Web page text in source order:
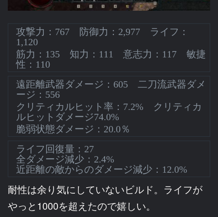
攻撃力：767 防御力：2,977 ライフ：
1,120
筋力：135 知力：111 意志力：117 敏捷
性：110
遠距離武器ダメージ：605 二刀流武器ダメ
ージ：556
クリティカルヒット率：7.2% クリティカ
ルヒットダメージ74.0%
脆弱状態ダメージ：20.0％
ライフ回復量：27
全ダメージ減少：2.4%
近距離の敵からのダメージ減少：12.0%
耐性は余り気にしていないビルド。ライフが
やっと1000を超えたので嬉しい。